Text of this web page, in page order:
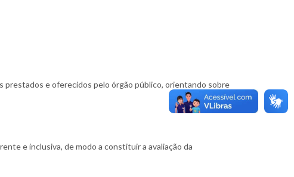
prestados e oferecidos pelo órgão público, orientando sobre
e inclusiva, de modo a constituir a avaliação da